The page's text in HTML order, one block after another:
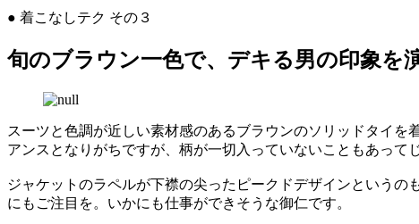
● 着こなしテク その３
旬のブラウン一色で、デキる男の印象を
スーツと色調が近しい素材感のあるブラウンのソリッドタイ
アンスとなりがちですが、柄が一切入っていないこともあって
ジャケットのラペルが下襟の尖ったピークドデザインという
にもご注目を。いかにも仕事ができそうな御仁です。